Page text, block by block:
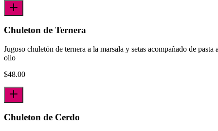
Chuleton de Ternera
Jugoso chuletón de ternera a la marsala y setas acompañado de pasta
olio
$48.00
Chuleton de Cerdo